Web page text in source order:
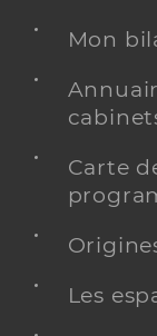
Mon
Carte
Les